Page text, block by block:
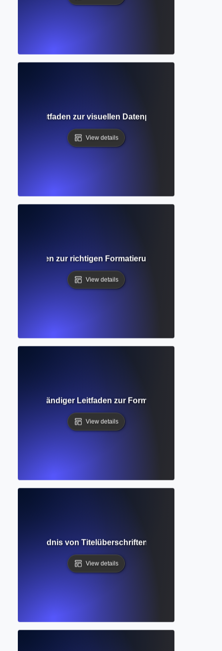
Leitfaden zur visuellen Datenpräsentation in
View details
Leitfaden zur richtigen Formatierung von
View details
Vollständiger Leitfaden zur Formatierung
View details
Verständnis von Titelüberschriften in akademischen
View details